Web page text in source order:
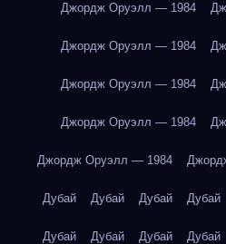
Джордж Оруэлл — 1984
Джордж Оруэлл — 1984
Джордж Оруэлл — 1984
Джордж Оруэлл — 1984
Джордж Оруэлл — 1984
Дубай Дубай Дубай Дубай
Дубай Дубай Дубай Дубай